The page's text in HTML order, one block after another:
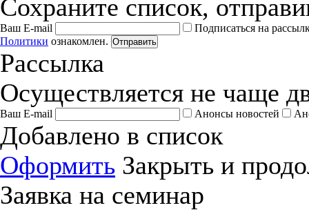
Сохраните список,
Ваш E-mail
Подписаться на
Политики ознакомлен. Отправить
Рассылка
Осуществляется не чаще
Ваш E-mail Анонсы новостей
Добавлено в список
Оформить Закрыть и
Заявка на семинар